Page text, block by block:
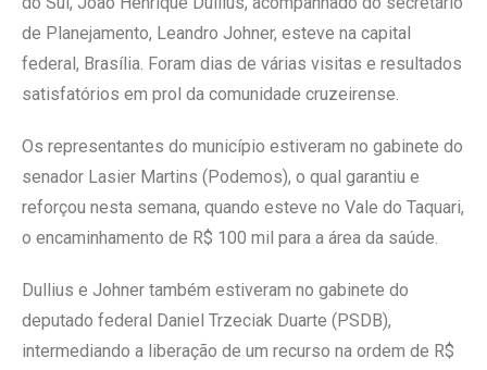
de Planejamento, Leandro Johner, esteve na capital
federal, Brasília. Foram dias de várias visitas e resultados
satisfatórios em prol da comunidade cruzeirense.
Os representantes do município estiveram no gabinete do
senador Lasier Martins (Podemos), o qual garantiu e
reforçou nesta semana, quando esteve no Vale do Taquari,
o encaminhamento de R$ 100 mil para a área da saúde.
Dullius e Johner também estiveram no gabinete do
deputado federal Daniel Trzeciak Duarte (PSDB),
intermediando a liberação de um recurso na ordem de R$